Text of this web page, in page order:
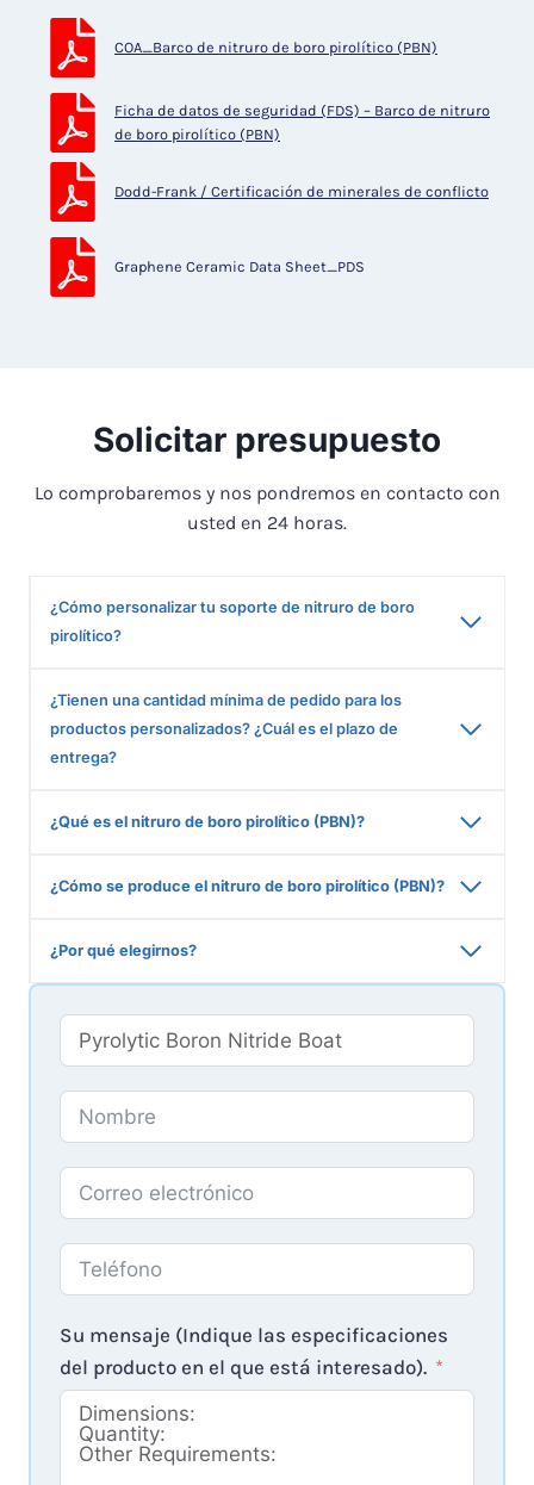
COA_Barco de nitruro de boro pirolítico (PBN)
Ficha de datos de seguridad (FDS) – Barco de nitruro
de boro pirolítico (PBN)
Dodd-Frank / Certificación de minerales de conflicto
Graphene Ceramic Data Sheet_PDS
Solicitar presupuesto
Lo comprobaremos y nos pondremos en contacto con
usted en 24 horas.
¿Cómo personalizar tu soporte de nitruro de boro
pirolítico?
¿Tienen una cantidad mínima de pedido para los
productos personalizados? ¿Cuál es el plazo de
entrega?
¿Qué es el nitruro de boro pirolítico (PBN)?
¿Cómo se produce el nitruro de boro pirolítico (PBN)?
¿Por qué elegirnos?
Su mensaje (Indique las especificaciones
del producto en el que está interesado).